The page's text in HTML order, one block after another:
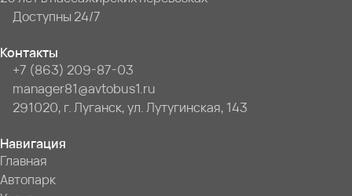
Доступны 24/7
Контакты
+7 (863) 209-87-03
manager81@avtobus1.ru
291020, г. Луганск, ул. Лутугинская, 143
Навигация
Главная
Автопарк